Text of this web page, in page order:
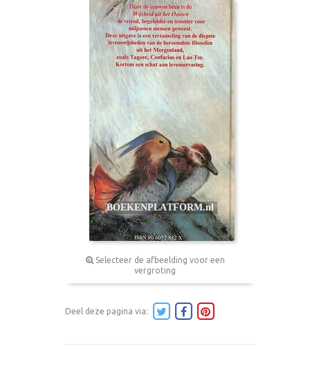
Selecteer de afbeelding voor een
vergroting
Deel deze pagina via: